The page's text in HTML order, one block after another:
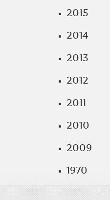
2015
2014
2013
2012
2011
2010
2009
1970